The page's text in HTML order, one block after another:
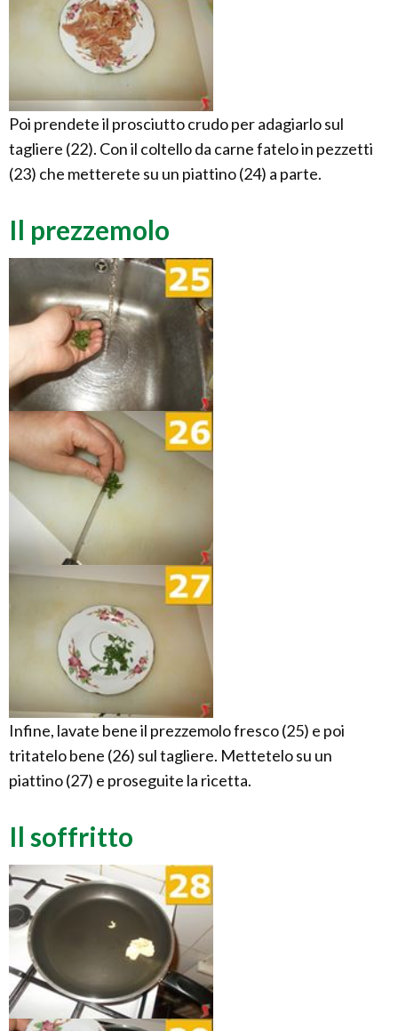
Poi prendete il prosciutto crudo per adagiarlo sul
tagliere (22). Con il coltello da carne fatelo in pezzetti
(23) che metterete su un piattino (24) a parte.
Il prezzemolo
Infine, lavate bene il prezzemolo fresco (25) e poi
tritatelo bene (26) sul tagliere. Mettetelo su un
piattino (27) e proseguite la ricetta.
Il soffritto